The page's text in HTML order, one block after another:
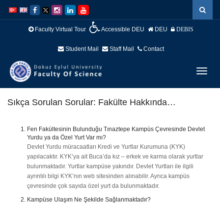
atla
Navigasyona
atla
Faculty Virtual Tour Accessible DEU DEU DEBIS
Student Mail Staff Mail Contact
Sıkça Sorulan Sorular: Fakülte Hakkında…
Fen Fakültesinin Bulunduğu Tınaztepe Kampüs Çevresinde Devlet
Yurdu ya da Özel Yurt Var mı?
Devlet Yurdu müracaatları Kredi ve Yurtlar Kurumuna (KYK)
yapılacaktır. KYK’ya ait Buca’da kız – erkek ve karma olarak yurtlar
bulunmaktadır. Yurtlar kampüse yakındır. Devlet Yurtları ile ilgili
ayrıntılı bilgi KYK’nın web sitesinden alınabilir. Ayrıca kampüs
çevresinde çok sayıda özel yurt da bulunmaktadır.
Kampüse Ulaşım Ne Şekilde Sağlanmaktadır?